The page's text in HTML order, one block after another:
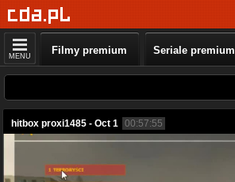
MENU Filmy premium Seriale premium
hitbox proxi1485 - Oct 1 00:57:55